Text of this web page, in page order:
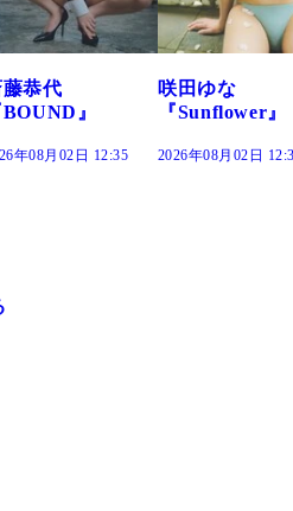
田ゆな
Sunflower』
年08月02日 12:30
藤水咲桜『花
だまり』
2026年08月02日